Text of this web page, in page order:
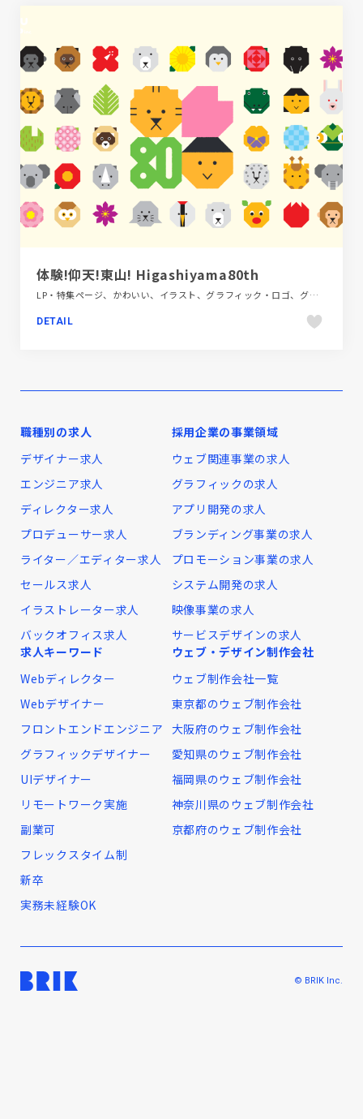
体験!仰天!東山! Higashiyama80th
LP・特集ページ、かわいい、イラスト、グラフィック・ロゴ、グリーン系、タイポグラフィー、フラットデザイン、ポップ、商業施設・レジャー
DETAIL
職種別の求人
デザイナー求人
エンジニア求人
ディレクター求人
プロデューサー求人
ライター／エディター求人
セールス求人
イラストレーター求人
バックオフィス求人
採用企業の事業領域
ウェブ関連事業の求人
グラフィックの求人
アプリ開発の求人
ブランディング事業の求人
プロモーション事業の求人
システム開発の求人
映像事業の求人
サービスデザインの求人
求人キーワード
Webディレクター
Webデザイナー
フロントエンドエンジニア
グラフィックデザイナー
UIデザイナー
リモートワーク実施
副業可
フレックスタイム制
新卒
実務未経験OK
ウェブ・デザイン制作会社
ウェブ制作会社一覧
東京都のウェブ制作会社
大阪府のウェブ制作会社
愛知県のウェブ制作会社
福岡県のウェブ制作会社
神奈川県のウェブ制作会社
京都府のウェブ制作会社
© BRIK Inc.